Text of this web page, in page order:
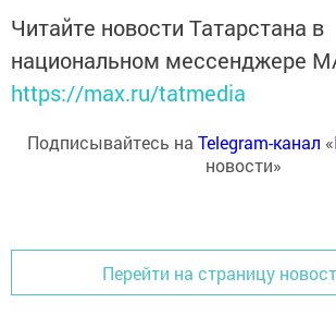
Читайте новости Татарстана в
национальном мессенджере
https://max.ru/tatmedia
Подписывайтесь на Telegram-канал
новости»
Перейти на страницу